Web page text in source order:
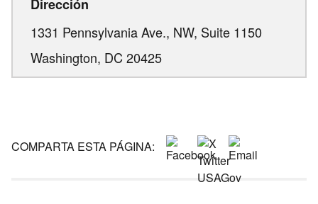
Dirección
1331 Pennsylvania Ave., NW, Suite 1150
Washington, DC 20425
COMPARTA ESTA PÁGINA: